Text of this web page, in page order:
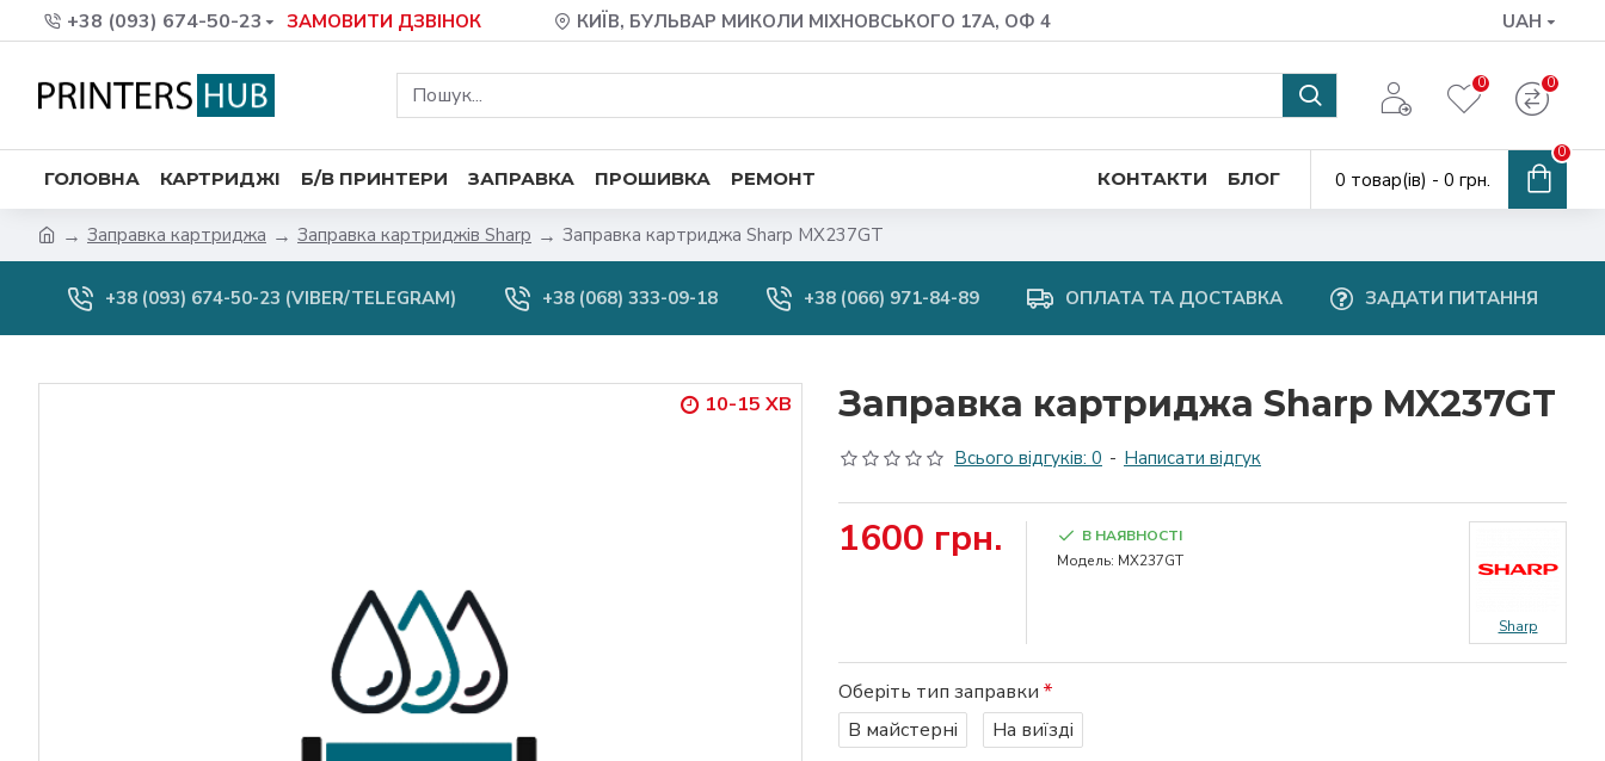
+38 (093) 674-50-23 ЗАМОВИТИ ДЗВІНОК КИЇВ, БУЛЬВАР МИКОЛИ МІХНОВСЬКОГО 17А, ОФ 4 UAH
0 0
ГОЛОВНА КАРТРИДЖІ Б/В ПРИНТЕРИ ЗАПРАВКА ПРОШИВКА РЕМОНТ КОНТАКТИ БЛОГ 0 товар(ів) - 0 грн.
0
Заправка картриджа Заправка картриджів Sharp Заправка картриджа Sharp MX237GT
+38 (093) 674-50-23 (VIBER/TELEGRAM) +38 (068) 333-09-18 +38 (066) 971-84-89 ОПЛАТА ТА ДОСТАВКА ЗАДАТИ ПИТАННЯ
10-15 ХВ Заправка картриджа Sharp MX237GT
Всього відгуків: 0 - Написати відгук
1600 грн.
В НАЯВНОСТІ
Модель: MX237GT
Sharp
Оберіть тип заправки
В майстерні
На виїзді